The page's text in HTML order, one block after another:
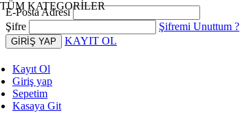
E-Posta Adresi
Şifre
Şifremi Unuttum ?
KAYIT OL
Kayıt Ol
Giriş yap
Sepetim
Kasaya Git
TÜM KATEGORİLER